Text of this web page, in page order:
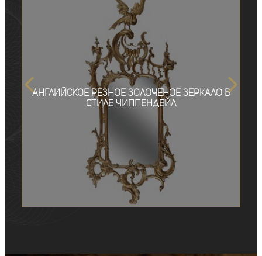
Английское резное золоченое зеркало в
стиле Чиппендейл